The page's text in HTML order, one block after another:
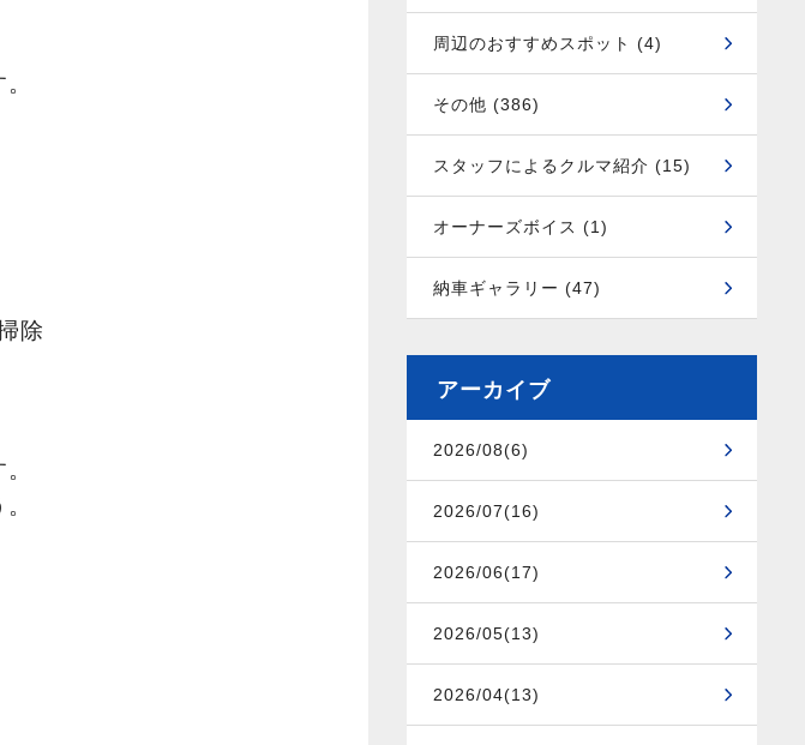
除
周辺のおすすめスポット (4)
その他 (386)
スタッフによるクルマ紹介 (15)
オーナーズボイス (1)
納車ギャラリー (47)
アーカイブ
2026/08(6)
2026/07(16)
2026/06(17)
2026/05(13)
2026/04(13)